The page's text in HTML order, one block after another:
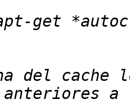
del cache